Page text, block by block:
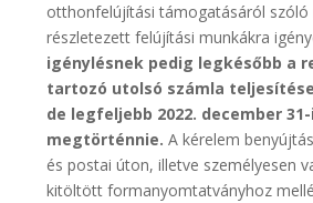
otthonfelújítási támogatásáról szóló
részletezett felújítási munkákra
igénylésnek pedig legkésőbb a
tartozó utolsó számla
de legfeljebb 2022. december
megtörténnie. A kérelem
és postai úton, illetve személyesen
kitöltött formanyomtatványhoz